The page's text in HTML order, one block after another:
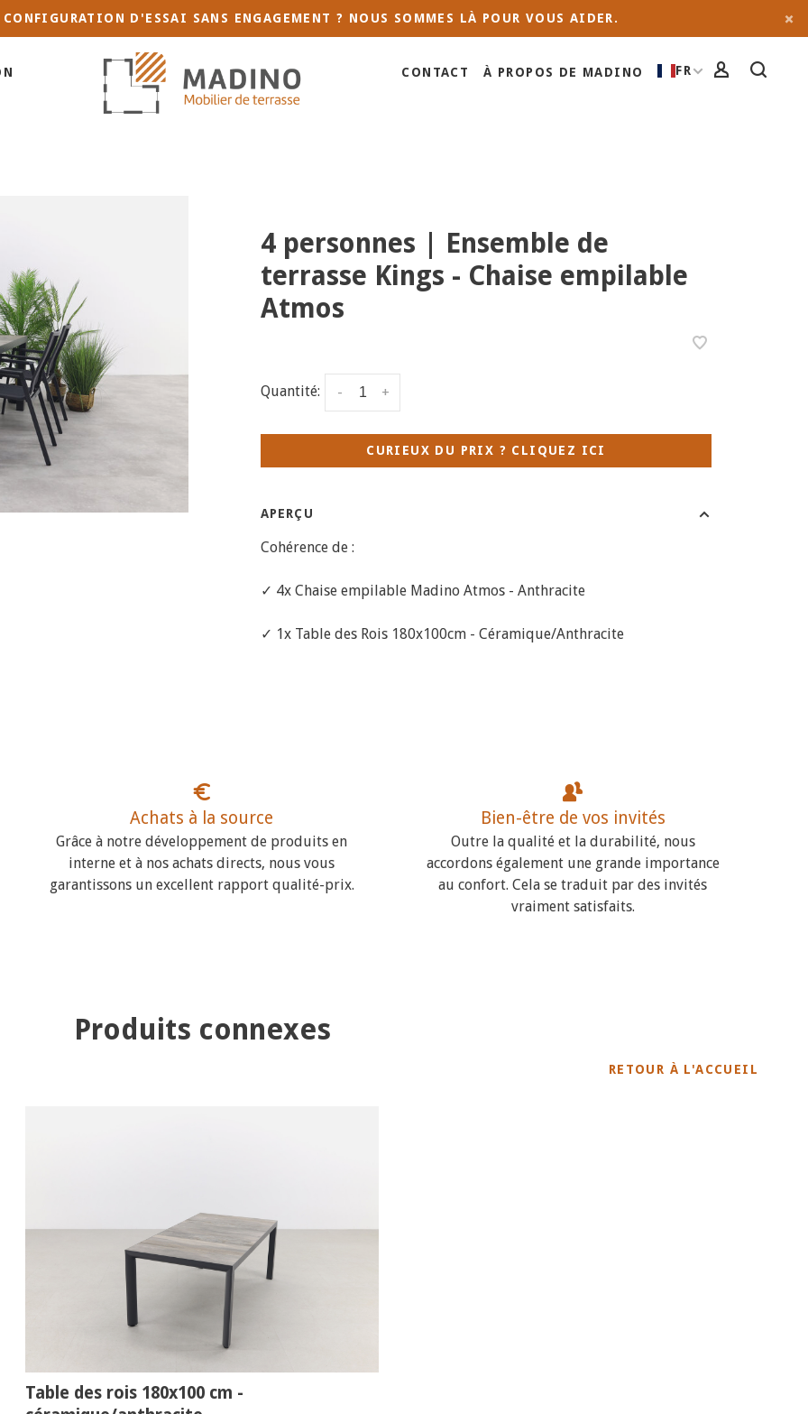
D'ESSAI SANS ENGAGEMENT ? NOUS SOMMES LÀ POUR VOUS AIDER.
CONTACT À PROPOS DE MADINO FR
4 personnes | Ensemble de
terrasse Kings - Chaise empilable
Atmos
Quantité: +
-
CURIEUX DU PRIX ? CLIQUEZ ICI
APERÇU
Cohérence de :
✓ 4x Chaise empilable Madino Atmos - Anthracite
✓ 1x Table des Rois 180x100cm - Céramique/Anthracite
Achats à la source
Grâce à notre développement de produits en
interne et à nos achats directs, nous vous
garantissons un excellent rapport qualité-prix.
Bien-être de vos invités
Outre la qualité et la durabilité, nous
accordons également une grande importance
au confort. Cela se traduit par des invités
vraiment satisfaits.
Produits connexes
RETOUR À L'ACCUEIL
Table des rois 180x100 cm -